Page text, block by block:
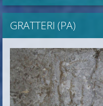
GRATTERI (PA)